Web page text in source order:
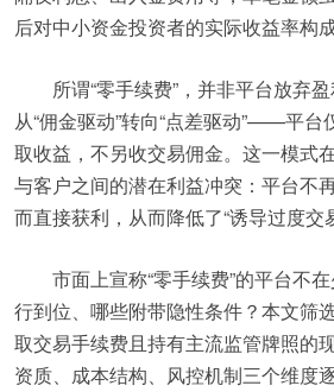
后对中小资金投资者的实际收益率构
所谓“零手续费”，并非平台放弃
从“佣金驱动”转向“点差驱动”——平台
取收益，不另收交易佣金。这一模式
与客户之间的潜在利益冲突：平台不
而直接获利，从而降低了“诱导过度交
市面上宣称“零手续费”的平台不
行到位、哪些附带隐性条件？本文筛
取交易手续费且持有主流监管牌照的
资质、成本结构、风控机制三个维度